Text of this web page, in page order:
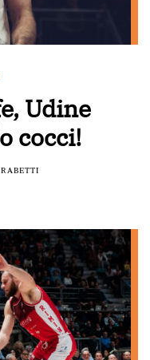
Udine
cocci!